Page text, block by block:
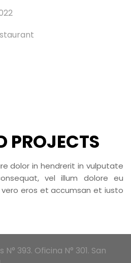
PROJECTS
dolor in hendrerit in vulputate
vel illum dolore eu
eros et accumsan et iusto
393. Oficina N° 301. San